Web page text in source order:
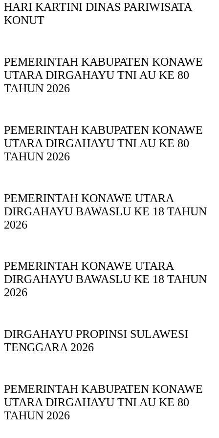
HARI KARTINI DINAS PARIWISATA
KONUT
PEMERINTAH KABUPATEN KONAWE
UTARA DIRGAHAYU TNI AU KE 80
TAHUN 2026
PEMERINTAH KABUPATEN KONAWE
UTARA DIRGAHAYU TNI AU KE 80
TAHUN 2026
PEMERINTAH KONAWE UTARA
DIRGAHAYU BAWASLU KE 18 TAHUN
2026
PEMERINTAH KONAWE UTARA
DIRGAHAYU BAWASLU KE 18 TAHUN
2026
DIRGAHAYU PROPINSI SULAWESI
TENGGARA 2026
PEMERINTAH KABUPATEN KONAWE
UTARA DIRGAHAYU TNI AU KE 80
TAHUN 2026